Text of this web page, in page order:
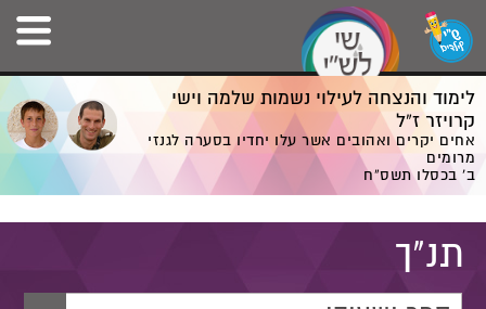
לימוד והנצחה לעילוי נשמות שלמה וישי
קרויזר ז”ל
אחים יקרים ואהובים אשר עלו יחדיו בסערה לגנזי
מרומים
ב' בכסלו תשס”ח
תנ"ך